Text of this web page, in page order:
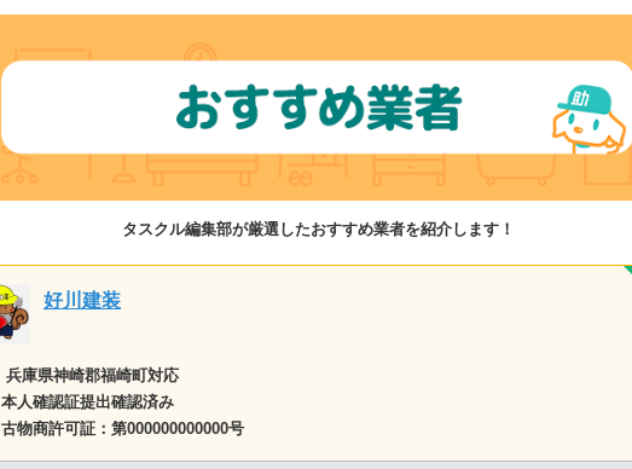
タスクル編集部が厳選したおすすめ業者を紹介します！
好川建装
兵庫県神崎郡福崎町対応
本人確認証提出確認済み
古物商許可証： 第000000000000号